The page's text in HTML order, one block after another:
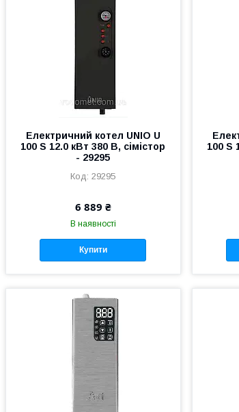
Електричний котел UNIO U
100 S 12.0 кВт 380 В, сімістор
- 29295
29295
6 889 ₴
В наявності
Купити
100 S